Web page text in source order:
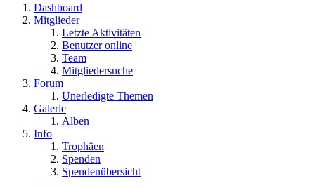
Dashboard
Mitglieder
Letzte Aktivitäten
Benutzer online
Team
Mitgliedersuche
Forum
Unerledigte Themen
Galerie
Alben
Info
Trophäen
Spenden
Spendenübersicht